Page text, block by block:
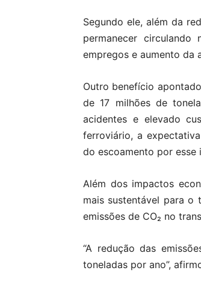
Segundo ele, além da
permanecer circulando
empregos e aumento da
Outro benefício
de 17 milhões de
acidentes e elevado
ferroviário, a
do escoamento por
Além dos impactos
mais sustentável para o
emissões de CO₂ no
“A redução das
toneladas por ano”,